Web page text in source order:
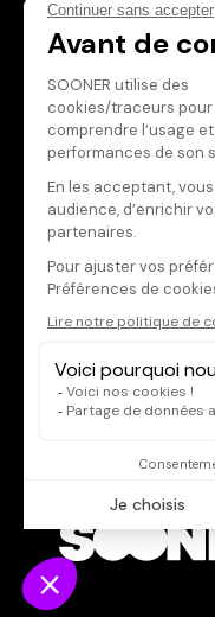
Acteur·rice